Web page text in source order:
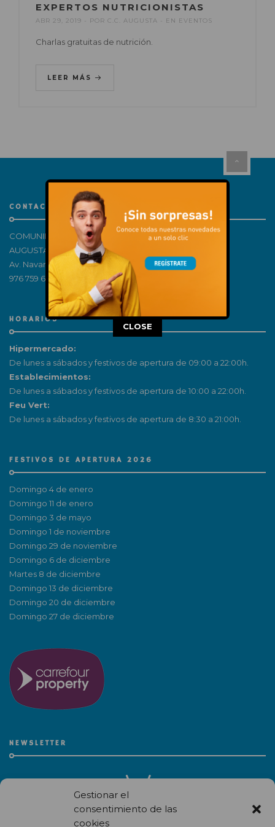
Gestionar el
consentimiento de las
cookies
EXPERTOS NUTRICIONISTAS
ABR 29, 2019 POR C.C. AUGUSTA EN EVENTOS
Charlas gratuitas de nutrición.
LEER MÁS
CONTACTO
COMUNIDAD DE PROPIETARIOS CENTRO COMERCIAL
AUGUSTA – H81512998
Av. Navarra, 180, 50011 Zaragoza
976 759 650
HORARIOS
Hipermercado:
De lunes a sábados y festivos de apertura de 09:00 a 22:00h.
Establecimientos:
De lunes a sábados y festivos de apertura de 10:00 a 22:00h.
Feu Vert:
De lunes a sábados y festivos de apertura de 8:30 a 21:00h.
FESTIVOS DE APERTURA 2026
Domingo 4 de enero
Domingo 11 de enero
Domingo 3 de mayo
Domingo 1 de noviembre
Domingo 29 de noviembre
Domingo 6 de diciembre
Martes 8 de diciembre
Domingo 13 de diciembre
Domingo 20 de diciembre
Domingo 27 de diciembre
NEWSLETTER
This popup will close in:
CLOSE